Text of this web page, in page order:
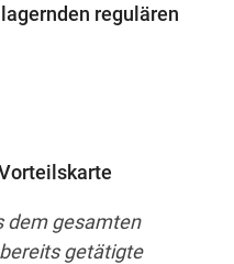
regulären
dem gesamten
getätigte